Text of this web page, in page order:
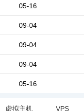
05-16
09-04
09-04
09-04
05-16
虚拟主机 VPS